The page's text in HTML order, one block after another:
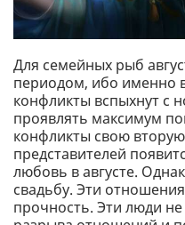
Для семейных рыб
периодом, ибо именно
конфликты вспыхнут с
проявлять максимум
конфликты свою
представителей
любовь в августе.
свадьбу. Эти
прочность. Эти люди